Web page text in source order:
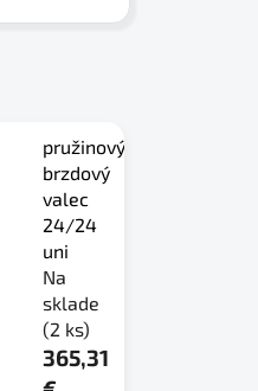
pružinový
brzdový
valec
24/24
uni
Na
sklade
(2 ks)
365,31